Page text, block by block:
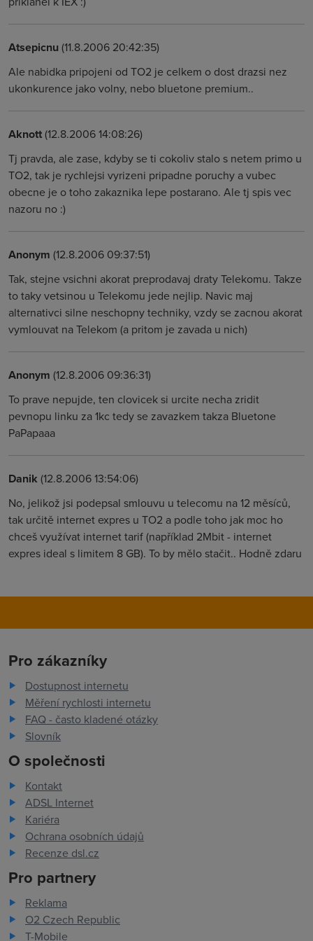
Atsepicnu(11.8.2006 20:42:35)
Ale nabidka pripojeni od TO2 je celkem o dost drazsi nez
ukonkurence jako volny, nebo bluetone premium..
Aknott(12.8.2006 14:08:26)
Tj pravda, ale zase, kdyby se ti cokoliv stalo s netem primo u
TO2, tak je rychlejsi vyrizeni pripadne poruchy a vubec
obecne je o toho zakaznika lepe postarano. Ale tj spis vec
nazoru no :)
Anonym (12.8.2006 09:37:51)
Tak, stejne vsichni akorat preprodavaj draty Telekomu. Takze
to taky vetsinou u Telekomu jede nejlip. Navic maj
alternativci silne neschopny techniky, vzdy se zacnou akorat
vymlouvat na Telekom (a pritom je zavada u nich)
Anonym (12.8.2006 09:36:31)
To prave nepujde, ten clovicek si urcite necha zridit
pevnopu linku za 1kc tedy se zavazkem takza Bluetone
PaPapaaa
Danik (12.8.2006 13:54:06)
No, jelikož jsi podepsal smlouvu u telecomu na 12 měsíců,
tak určitě internet expres u TO2 a podle toho jak moc ho
chceš využívat internet tarif (například 2Mbit - internet
expres ideal s limitem 8 GB). To by mělo stačit.. Hodně zdaru
Pro zákazníky
Dostupnost internetu
Měření rychlosti internetu
FAQ - často kladené otázky
Slovník
O společnosti
Kontakt
ADSL Internet
Kariéra
Ochrana osobních údajů
Recenze dsl.cz
Pro partnery
Reklama
O2 Czech Republic
T-Mobile